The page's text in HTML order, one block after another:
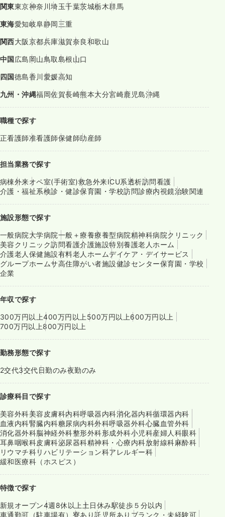
関東東京神奈川埼玉千葉茨城栃木群馬
東海愛知岐阜静岡三重
関西大阪京都兵庫滋賀奈良和歌山
中国広島岡山鳥取島根山口
四国徳島香川愛媛高知
九州・沖縄福岡佐賀長崎熊本大分宮崎鹿児島沖縄
職種で探す
正看護師准看護師保健師助産師
担当業務で探す
病棟外来オペ室(手術室)救急外来ICU系透析訪問看護
介護・福祉系検診・健診保育園・学校訪問診療内視鏡治験関連
施設形態で探す
一般病院大学病院一般＋療養療養型病院精神科病院クリニック
美容クリニック訪問看護介護施設特別養護老人ホーム
介護老人保健施設有料老人ホームデイケア・デイサービス
グループホームサ高住障がい者施設健診センター保育園・学校
企業
年収で探す
300万円以上400万円以上 500万円以上600万円以上
700万円以上800万円以上
勤務形態で探す
2交代3交代日勤のみ夜勤のみ
診療科目で探す
美容外科美容皮膚科内科呼吸器内科消化器内科循環器内科
血液内科腎臓内科糖尿病内科外科呼吸器外科心臓血管外科
消化器外科脳神経外科整形外科形成外科小児科産婦人科眼科
耳鼻咽喉科皮膚科泌尿器科精神科・心療内科放射線科麻酔科
リウマチ科リハビリテーション科アレルギー科
緩和医療科（ホスピス）
特徴で探す
新規オープン4週8休以上 土日休み駅徒歩５分以内
車通勤可（駐車場有） 寮あり託児所あり ブランク・未経験可